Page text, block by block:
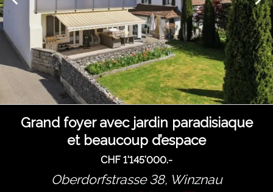
Grand foyer avec jardin paradisiaque
et beaucoup d’espace
CHF 1'145'000.-
Oberdorfstrasse 38, Winznau